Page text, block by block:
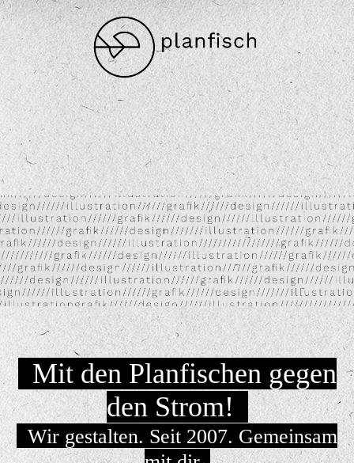
Mit den Planfischen gegen
den Strom!
Wir gestalten. Seit 2007. Gemeinsam